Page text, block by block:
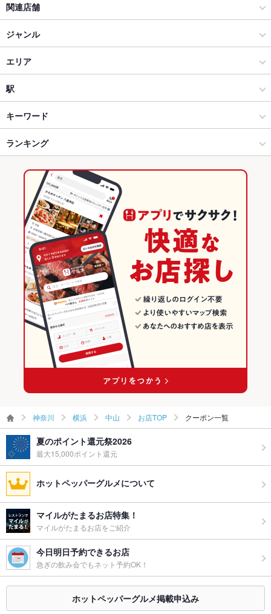
関連店舗
えっ！？つくねっすか！？
大衆馬肉料理専門店 蹴飛ばし四代目 福屋
ジャンル
居酒屋
創作
横浜 × 居酒屋
横浜 × 創作
中山駅 × 居酒屋
中山駅 × 創作
エリア
中山
中山 × 居酒屋
中山 × 創作
神奈川
神奈川 × 居酒屋
神奈川 × 創作
駅
中山駅
キーワード
串かつ 馬刺し もつ鍋
ランキング
神奈川のグルメランキング
神奈川の居酒屋ランキング
横浜のグルメランキング
横浜の居酒屋ランキング
中山のグルメランキング
中山の居酒屋ランキング
神奈川 横浜 中山 お店TOP クーポン一覧
夏のポイント還元祭2026
最大15,000ポイント還元
ホットペッパーグルメについて
マイルがたまるお店特集！
マイルがたまるお店をご紹介
今日明日予約できるお店
急ぎの飲み会でもネット予約OK！
ホットペッパーグルメ掲載申込み